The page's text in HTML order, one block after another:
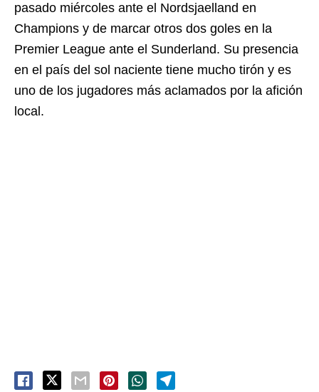
pasado miércoles ante el Nordsjaelland en
Champions y de marcar otros dos goles en la
Premier League ante el Sunderland. Su presencia
en el país del sol naciente tiene mucho tirón y es
uno de los jugadores más aclamados por la afición
local.